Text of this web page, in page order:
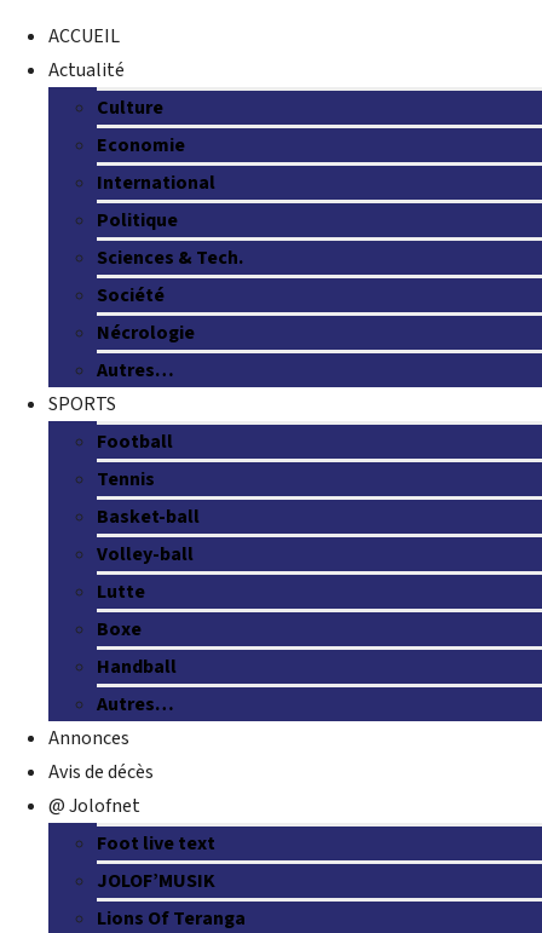
ACCUEIL
Actualité
Culture
Economie
International
Politique
Sciences & Tech.
Société
Nécrologie
Autres…
SPORTS
Football
Tennis
Basket-ball
Volley-ball
Lutte
Boxe
Handball
Autres…
Annonces
Avis de décès
@ Jolofnet
Foot live text
JOLOF’MUSIK
Lions Of Teranga